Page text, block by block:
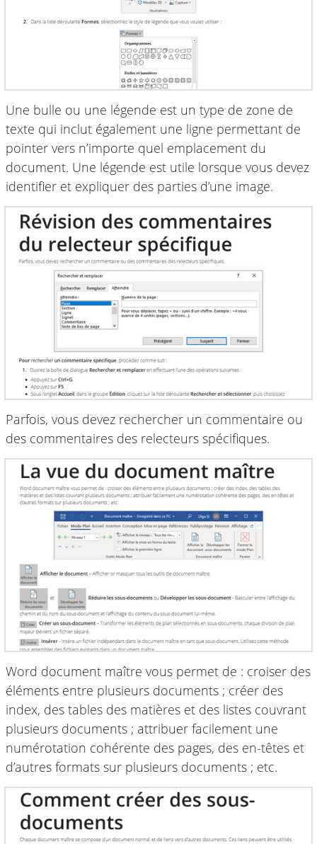
Une bulle ou une légende est un type de zone de
texte qui inclut également une ligne permettant de
pointer vers n’importe quel emplacement du
document. Une légende est utile lorsque vous devez
identifier et expliquer des parties d’une image.
Parfois, vous devez rechercher un commentaire ou
des commentaires des relecteurs spécifiques.
Word document maître vous permet de : croiser des
éléments entre plusieurs documents ; créer des
index, des tables des matières et des listes couvrant
plusieurs documents ; attribuer facilement une
numérotation cohérente des pages, des en-têtes et
d’autres formats sur plusieurs documents ; etc.